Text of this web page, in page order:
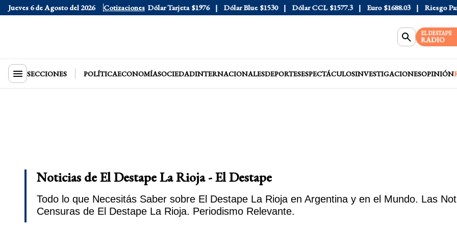
Jueves 6 de Agosto del 2026 Cotizaciones
Dólar Oficial $1520 Dólar Tarjeta $1976 Dólar Blue $1530 Dólar CCL $1577.3 Euro $1688.03 Riesgo País 408
EL DESTAPE
RADIO
SECCIONES POLÍTICAECONOMÍASOCIEDADINTERNACIONALESDEPORTESESPECTÁCULOSINVESTIGACIONESOPINIÓN
Noticias de El Destape La Rioja - El Destape
Todo lo que Necesitás Saber sobre El Destape La Rioja en Argentina y en el Mundo. Las
Censuras de El Destape La Rioja. Periodismo Relevante.